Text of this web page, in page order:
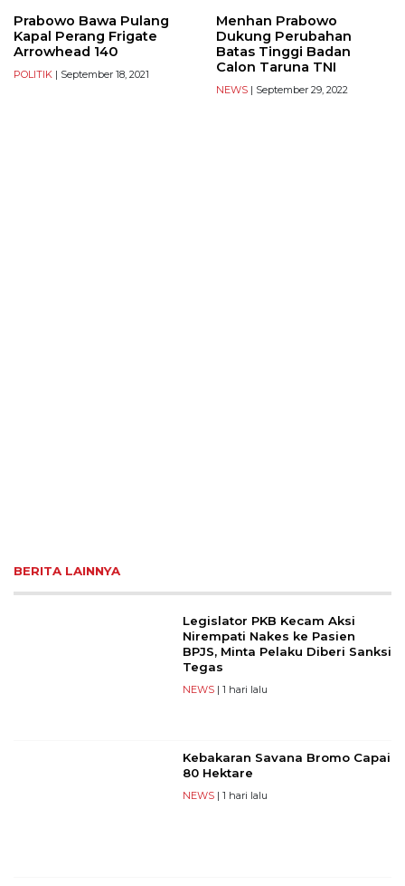
Prabowo Bawa Pulang
Kapal Perang Frigate
Arrowhead 140
POLITIK | September 18, 2021
Menhan Prabowo
Dukung Perubahan
Batas Tinggi Badan
Calon Taruna TNI
NEWS | September 29, 2022
BERITA LAINNYA
Legislator PKB Kecam Aksi
Nirempati Nakes ke Pasien
BPJS, Minta Pelaku Diberi Sanksi
Tegas
NEWS| 1 hari lalu
Kebakaran Savana Bromo Capai
80 Hektare
NEWS| 1 hari lalu